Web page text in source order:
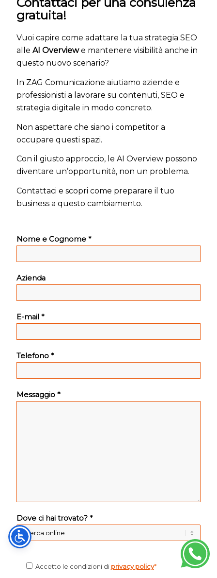
gratuita!
Vuoi capire come adattare la tua strategia SEO
alle AI Overviewe mantenere visibilità anche in
questo nuovo scenario?
In ZAG Comunicazione aiutiamo aziende e
professionisti a lavorare su contenuti, SEO e
strategia digitale in modo concreto.
Non aspettare che siano i competitor a
occupare questi spazi.
Con il giusto approccio, le AI Overview possono
diventare un’opportunità, non un problema.
Contattaci e scopri come preparare il tuo
business a questo cambiamento.
Nome e Cognome *
Azienda
E-mail *
Telefono *
Messaggio *
Dove ci hai trovato? *
Accetto le condizioni di privacy policy*